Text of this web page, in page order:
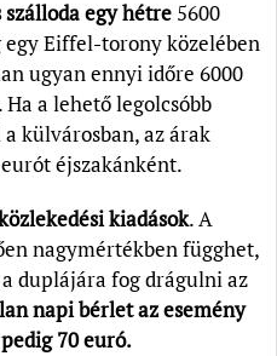
egy hétre 5600
Eiffel-torony közelében
ugyan ennyi időre 6000
. Ha a lehető legolcsóbb
külvárosban, az árak
éjszakánként.
kiadások. A
nagymértékben függhet,
duplájára fog drágulni az
napi bérlet az esemény
70 euró.